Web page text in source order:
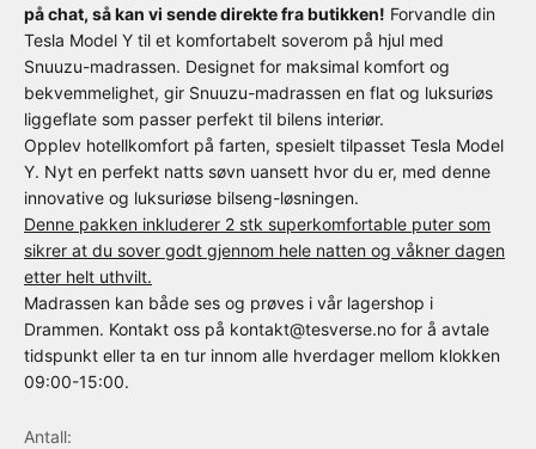
på chat, så kan vi sende direkte fra butikken! Forvandle din
Tesla Model Y til et komfortabelt soverom på hjul med
Snuuzu-madrassen. Designet for maksimal komfort og
bekvemmelighet, gir Snuuzu-madrassen en flat og luksuriøs
liggeflate som passer perfekt til bilens interiør.
Opplev hotellkomfort på farten, spesielt tilpasset Tesla Model
Y. Nyt en perfekt natts søvn uansett hvor du er, med denne
innovative og luksuriøse bilseng-løsningen.
Denne pakken inkluderer 2 stk superkomfortable puter som
sikrer at du sover godt gjennom hele natten og våkner dagen
etter helt uthvilt.
Madrassen kan både ses og prøves i vår lagershop i
Drammen. Kontakt oss på kontakt@tesverse.no for å avtale
tidspunkt eller ta en tur innom alle hverdager mellom klokken
09:00-15:00.
Antall: